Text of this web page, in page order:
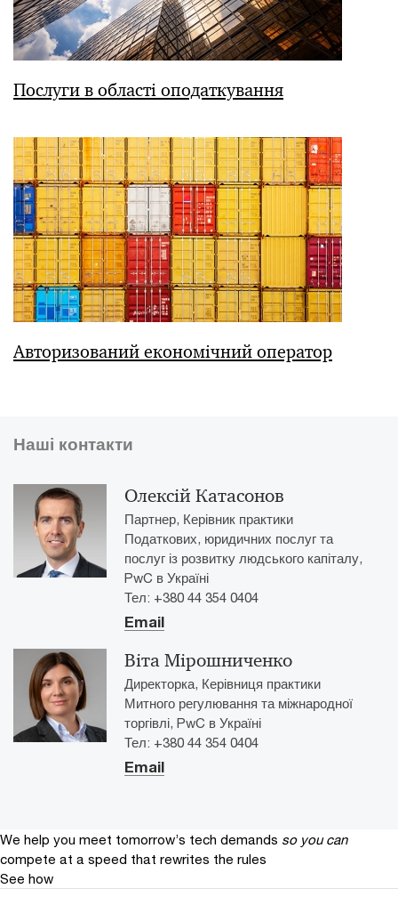
Послуги в області оподаткування
Авторизований економічний оператор
Наші контакти
Олексій Катасонов
Партнер, Керівник практики
Податкових, юридичних послуг та
послуг із розвитку людського капіталу,
PwC в Україні
Тел: +380 44 354 0404
Email
Віта Мірошниченко
Директорка, Керівниця практики
Митного регулювання та міжнародної
торгівлі, PwC в Україні
Тел: +380 44 354 0404
Email
We help you meet tomorrow’s tech demands so you can
compete at a speed that rewrites the rules
See how